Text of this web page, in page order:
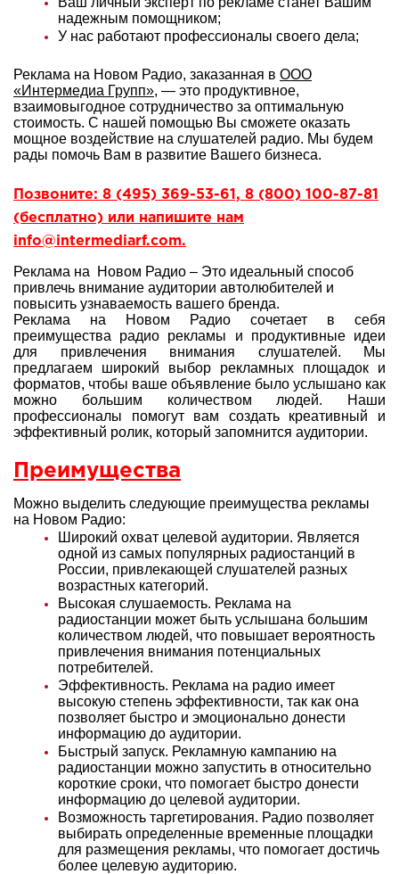
надежным помощником;
У нас работают профессионалы своего дела;
Реклама на Новом Радио, заказанная в ООО
«Интермедиа Групп», — это продуктивное,
взаимовыгодное сотрудничество за оптимальную
стоимость. С нашей помощью Вы сможете оказать
мощное воздействие на слушателей радио. Мы будем
рады помочь Вам в развитие Вашего бизнеса.
Позвоните: 8 (495) 369-53-61, 8 (800) 100-87-81
(бесплатно) или напишите нам
info@intermediarf.com.
Реклама на Новом Радио – Это идеальный способ
привлечь внимание аудитории автолюбителей и
повысить узнаваемость вашего бренда.
Реклама на Новом Радио сочетает в себя
преимущества радио рекламы и продуктивные идеи
для привлечения внимания слушателей. Мы
предлагаем широкий выбор рекламных площадок и
форматов, чтобы ваше объявление было услышано как
можно большим количеством людей. Наши
профессионалы помогут вам создать креативный и
эффективный ролик, который запомнится аудитории.
Преимущества
Можно выделить следующие преимущества рекламы
на Новом Радио:
Широкий охват целевой аудитории. Является
одной из самых популярных радиостанций в
России, привлекающей слушателей разных
возрастных категорий.
Высокая слушаемость. Реклама на
радиостанции может быть услышана большим
количеством людей, что повышает вероятность
привлечения внимания потенциальных
потребителей.
Эффективность. Реклама на радио имеет
высокую степень эффективности, так как она
позволяет быстро и эмоционально донести
информацию до аудитории.
Быстрый запуск. Рекламную кампанию на
радиостанции можно запустить в относительно
короткие сроки, что помогает быстро донести
информацию до целевой аудитории.
Возможность таргетирования. Радио позволяет
выбирать определенные временные площадки
для размещения рекламы, что помогает достичь
более целевую аудиторию.